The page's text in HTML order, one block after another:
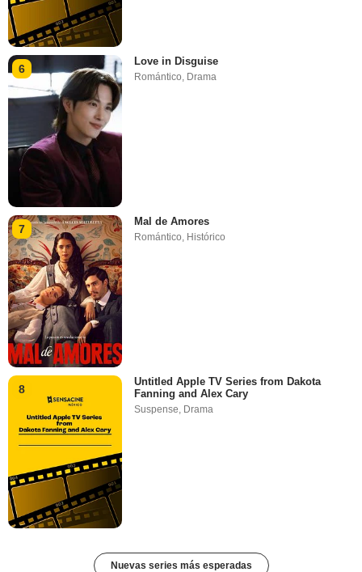
6
Love in Disguise
Romántico Drama
7
Mal de Amores
Romántico, Histórico
8
Untitled Apple TV Series from Dakota
Fanning and Alex Cary
Suspense, Drama
Nuevas series más esperadas